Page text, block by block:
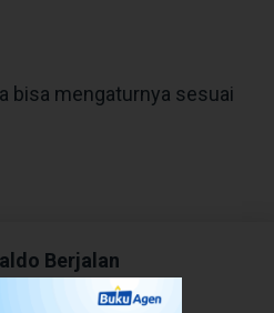
bisa mengaturnya sesuai
Berjalan